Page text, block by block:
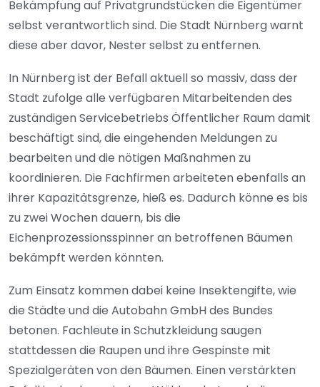
Bekämpfung auf Privatgrundstücken die Eigentümer
selbst verantwortlich sind. Die Stadt Nürnberg warnt
diese aber davor, Nester selbst zu entfernen.
In Nürnberg ist der Befall aktuell so massiv, dass der
Stadt zufolge alle verfügbaren Mitarbeitenden des
zuständigen Servicebetriebs Öffentlicher Raum damit
beschäftigt sind, die eingehenden Meldungen zu
bearbeiten und die nötigen Maßnahmen zu
koordinieren. Die Fachfirmen arbeiteten ebenfalls an
ihrer Kapazitätsgrenze, hieß es. Dadurch könne es bis
zu zwei Wochen dauern, bis die
Eichenprozessionsspinner an betroffenen Bäumen
bekämpft werden könnten.
Zum Einsatz kommen dabei keine Insektengifte, wie
die Städte und die Autobahn GmbH des Bundes
betonen. Fachleute in Schutzkleidung saugen
stattdessen die Raupen und ihre Gespinste mit
Spezialgeräten von den Bäumen. Einen verstärkten